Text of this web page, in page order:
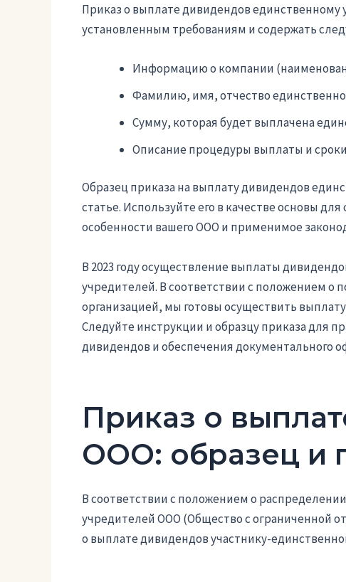
Приказ о выплате дивидендов единственному
установленным требованиям и содержать
Информацию о компании
Фамилию, имя, отчество
Сумму, которая будет выплачена
Описание процедуры выплаты и сроки
Образец приказа на выплату дивидендов
статье. Используйте его в качестве основы
особенности вашего ООО и применимое
В 2023 году осуществление выплаты
учредителей. В соответствии с положением
организацией, мы готовы осуществить
Следуйте инструкции и образцу приказа для
дивидендов и обеспечения документального
Приказ о
ООО: образец и
В соответствии с положением о
учредителей ООО (Общество с ограниченной
о выплате дивидендов участнику-